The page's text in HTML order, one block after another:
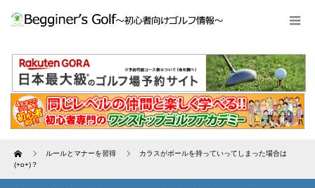
Home ルールとマナーを習得
カラスがボールを持っていってしまった場合は
(+o+)？